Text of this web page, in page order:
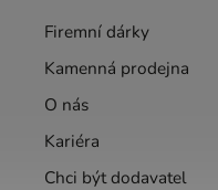
Firemní dárky
Kamenná prodejna
O nás
Kariéra
Chci být dodavatel